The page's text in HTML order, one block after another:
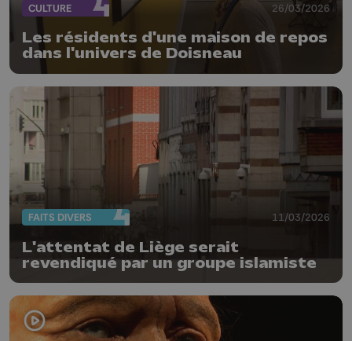
CULTURE 26/03/2026
Les résidents d'une maison de repos
dans l'univers de Doisneau
FAITS DIVERS 11/03/2026
L'attentat de Liège serait
revendiqué par un groupe islamiste